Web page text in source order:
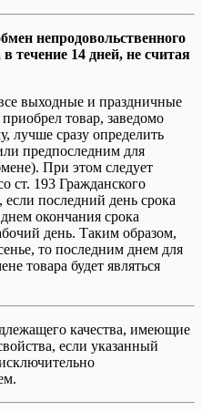
непродовольственного
течение 14 дней, не считая
выходные и праздничные
товар, заведомо
лучше сразу определить
предпоследним для
При этом следует
ст. 193 Гражданского
последний день срока
окончания срока
день. Таким образом,
то последним днем для
товара будет являться
качества, имеющие
если указанный